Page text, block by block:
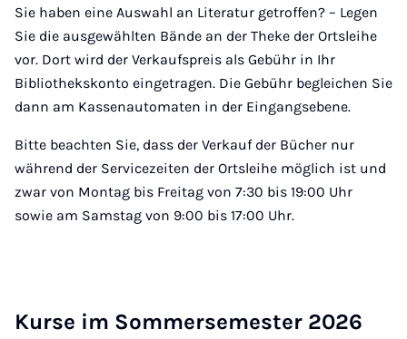
Sie haben eine Auswahl an Literatur getroffen? – Legen
Sie die ausgewählten Bände an der Theke der Ortsleihe
vor. Dort wird der Verkaufspreis als Gebühr in Ihr
Bibliothekskonto eingetragen. Die Gebühr begleichen Sie
dann am Kassenautomaten in der Eingangsebene.
Bitte beachten Sie, dass der Verkauf der Bücher nur
während der Servicezeiten der Ortsleihe möglich ist und
zwar von Montag bis Freitag von 7:30 bis 19:00 Uhr
sowie am Samstag von 9:00 bis 17:00 Uhr.
Kur­se im Som­mer­se­mes­ter 2026